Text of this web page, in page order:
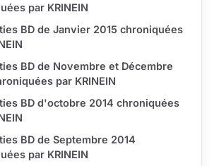
par KRINEIN
BD de Janvier 2015 chroniquées
BD de Novembre et Décembre
par KRINEIN
BD d'octobre 2014 chroniquées
BD de Septembre 2014
par KRINEIN